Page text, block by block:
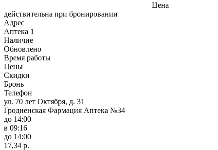
Цена
действительна при бронировании
Адрес
Аптека 1
Наличие
Обновлено
Время работы
Цены
Скидки
Бронь
Телефон
ул. 70 лет Октября, д. 31
Гродненская Фармация Аптека №34
до 14:00
в 09:16
до 14:00
17,34 р.